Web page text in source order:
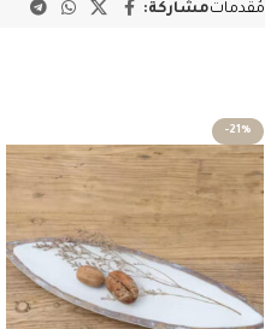
مُقدماتمشاركة:
-21%